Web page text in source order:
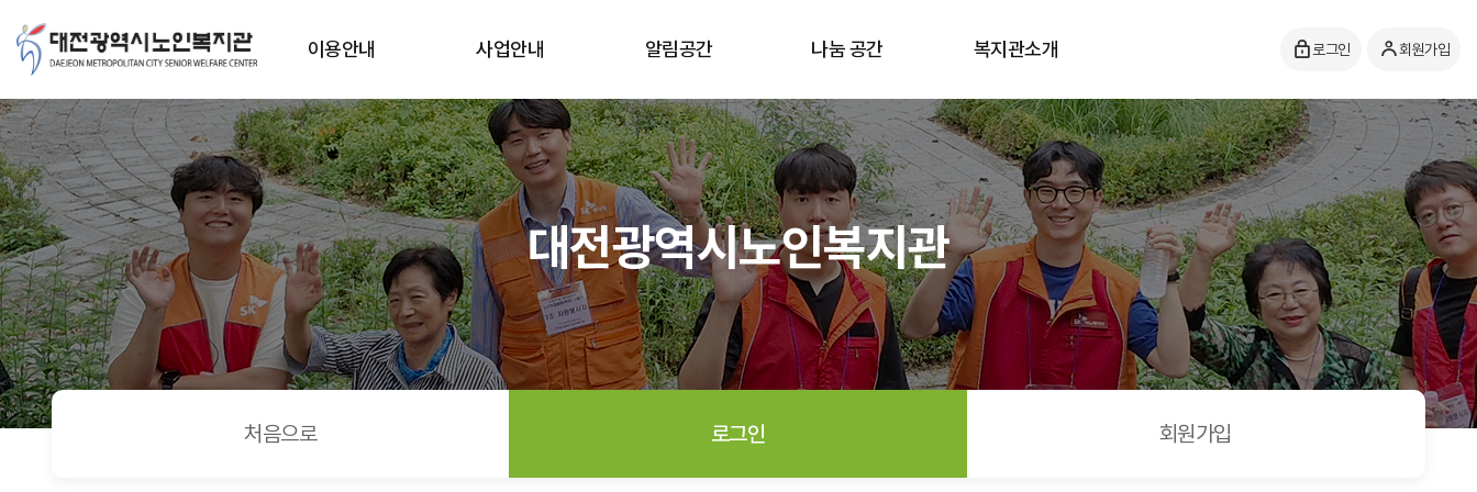
로그인
이용안내 사업안내 알림공간 나눔 공간 복지관소개 로그인 회원가입
대전광역시노인복지관
처음으로 로그인 회원가입